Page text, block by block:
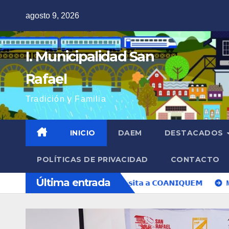
contenido
agosto 9, 2026
I. Municipalidad San
Rafael
Tradición y Familia
INICIO DAEM DESTACADOS
POLÍTICAS DE PRIVACIDAD CONTACTO
Última entrada
𝗶𝗻𝗳𝗮𝗻𝘁𝗶𝗹 𝗰𝗼𝗻 𝘃𝗶𝘀𝗶𝘁𝗮 𝗮 𝗖𝗢𝗔𝗡𝗜𝗤𝗨𝗘𝗠 Más de 80